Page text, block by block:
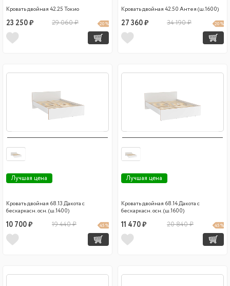
Кровать двойная 42.25 Токио
23 250 ₽ 29 060 ₽ 20 %
Кровать двойная 42.50 Антея (ш.1600)
27 360 ₽ 34 190 ₽ 20 %
Лучшая цена
Кровать двойная 68.13 Дакота с
бескаркасн. осн. (ш.1400)
10 700 ₽ 19 440 ₽ 45 %
Лучшая цена
Кровать двойная 68.14 Дакота с
бескаркасн. осн. (ш.1600)
11 470 ₽ 20 840 ₽ 45 %